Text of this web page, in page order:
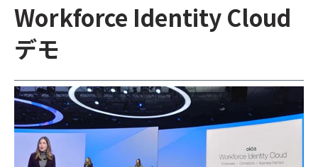
Workforce Identity Cloud
デモ